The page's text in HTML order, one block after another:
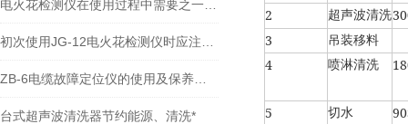
台式超声波清洗器节约能源、清洗*
2 超声波清洗
3
吊装移料
4 喷淋清洗
5 切水